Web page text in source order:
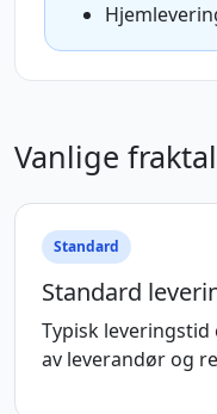
Vanlige
Standard
Standard
Typisk
av leverandør og